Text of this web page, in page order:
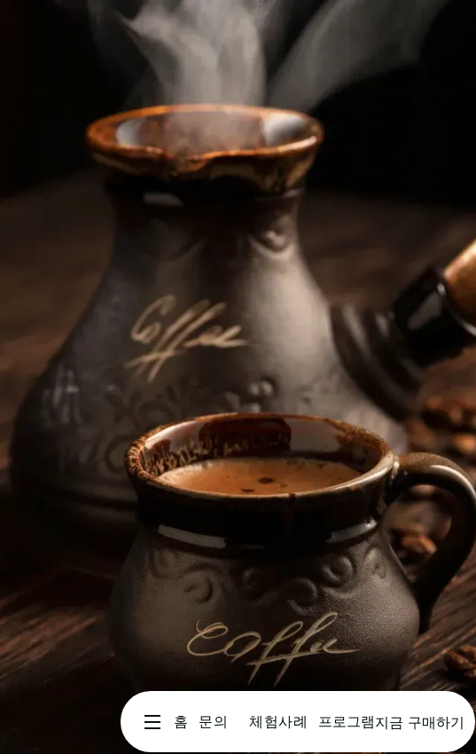
홈 문의 체험사례 프로그램지금 구매하기
지금 구매하기